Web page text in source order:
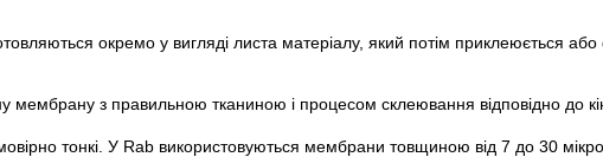
окремо у вигляді листа матеріалу, який потім приклеюється
мембрану з правильною тканиною і процесом склеювання відповідно до
тонкі. У Rab використовуються мембрани товщиною від 7 до 30